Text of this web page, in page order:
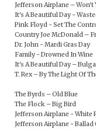
Jefferson Airplane –
It's A Beautiful Day -
Pink Floyd - Set The
Country Joe McDonald –
Dr. John - Mardi Gras Day
Family - Drowned In Wine
It's A Beautiful Day –
T. Rex – By The Light Of
The Byrds – Old Blue
The Flock – Big Bird
Jefferson Airplane - White
Jefferson Airplane - Ballad